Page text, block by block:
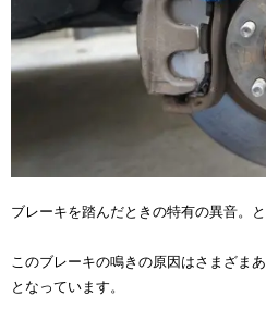
ブレーキを踏んだときの特有の異音。
このブレーキの鳴きの原因はさまざま
となっています。